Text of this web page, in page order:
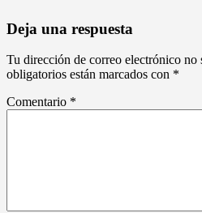
Deja una respuesta
Tu dirección de correo electrónico no
obligatorios están marcados con *
Comentario *